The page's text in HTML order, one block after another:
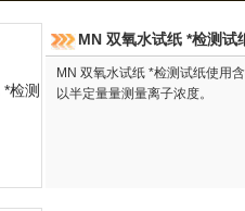
MN 双氧水试纸 *检测试
MN 双氧水试纸 *检测试纸使用
以半定量量测量离子浓度。